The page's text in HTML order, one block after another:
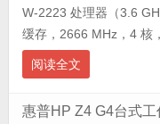
W-2223 处理器（3.6
缓存，2666 MHz，4 核
阅读全文
惠普HP Z4 G4台式